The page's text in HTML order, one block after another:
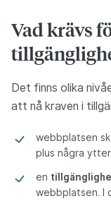
Vad krävs
Det finns olika
att nå kraven i
webbplatsen
plus några
en
webbplatsen. I